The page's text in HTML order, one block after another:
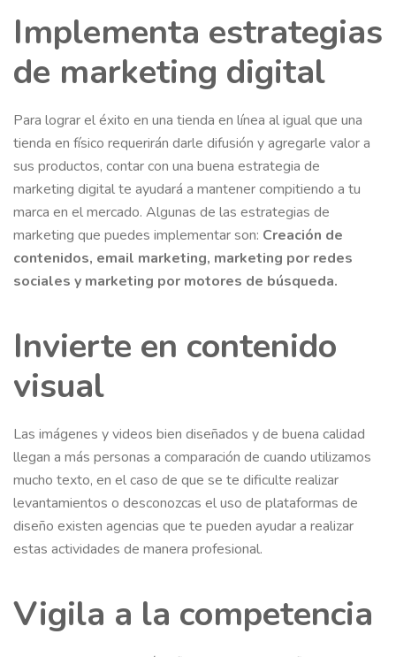
Implementa estrategias
de marketing digital
Para lograr el éxito en una tienda en línea al igual que una
tienda en físico requerirán darle difusión y agregarle valor a
sus productos, contar con una buena estrategia de
marketing digital te ayudará a mantener compitiendo a tu
marca en el mercado. Algunas de las estrategias de
marketing que puedes implementar son: Creación de
contenidos, email marketing, marketing por redes
sociales y marketing por motores de búsqueda.
Invierte en contenido
visual
Las imágenes y videos bien diseñados y de buena calidad
llegan a más personas a comparación de cuando utilizamos
mucho texto, en el caso de que se te dificulte realizar
levantamientos o desconozcas el uso de plataformas de
diseño existen agencias que te pueden ayudar a realizar
estas actividades de manera profesional.
Vigila a la competencia